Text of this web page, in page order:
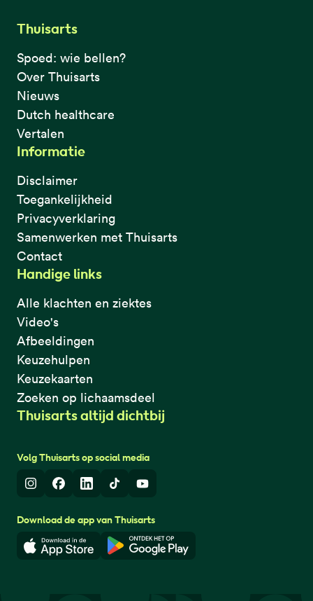
Thuisarts
Spoed: wie bellen?
Over Thuisarts
Nieuws
Dutch healthcare
Vertalen
Informatie
Disclaimer
Toegankelijkheid
Privacyverklaring
Samenwerken met Thuisarts
Contact
Handige links
Alle klachten en ziektes
Video's
Afbeeldingen
Keuzehulpen
Keuzekaarten
Zoeken op lichaamsdeel
Thuisarts altijd dichtbij
Volg Thuisarts op social media
InstagramFacebook
LinkedInTikTokYoutube
Download de app van Thuisarts
Download in de App StoreDownload in de Google Play